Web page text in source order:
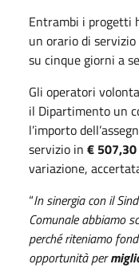
Entrambi i progetti
un orario di
su cinque giorni a
Gli operatori
il Dipartimento un
l’importo
servizio in € 507,30
variazione,
“In sinergia con il
Comunale abbiamo
perché riteniamo
opportunità per